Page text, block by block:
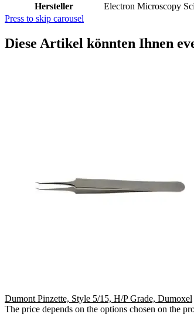
Hersteller
Electron Microscopy
Press to skip carousel
Diese Artikel könnten Ihnen
Dumont Pinzette, Style 5/15, H/P Grade, Dumoxel
The price depends on the options chosen on the